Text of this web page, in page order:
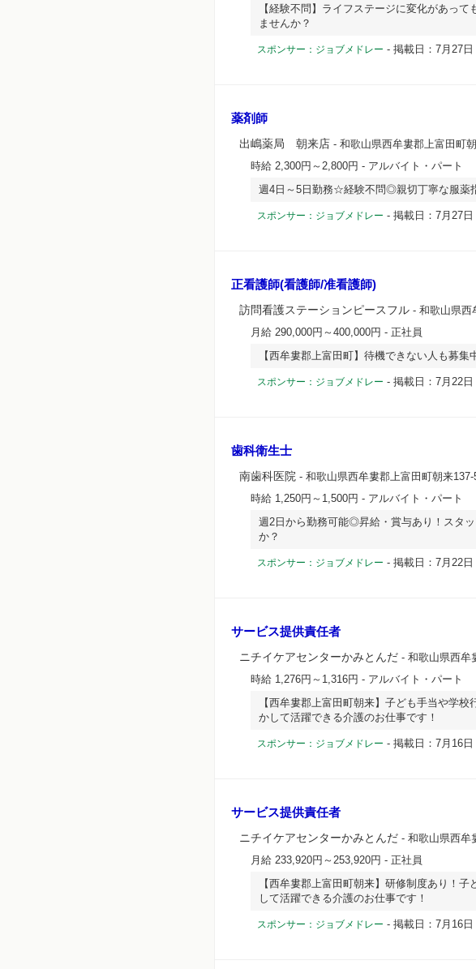
【経験不問】ライフステージに変化があっ
ませんか？
スポンサー：ジョブメドレー - 掲載日：7月27日
薬剤師
出嶋薬局 朝来店 - 和歌山県西牟婁郡上富田町
時給 2,300円～2,800円 - アルバイト・パート
週4日～5日勤務☆経験不問◎親切丁寧な服薬
スポンサー：ジョブメドレー - 掲載日：7月27日
正看護師(看護師/准看護師)
訪問看護ステーションピースフル - 和歌山県西
月給 290,000円～400,000円 - 正社員
【西牟婁郡上富田町】待機できない人も募
スポンサー：ジョブメドレー - 掲載日：7月22日
歯科衛生士
南歯科医院 - 和歌山県西牟婁郡上富田町朝来137-
時給 1,250円～1,500円 - アルバイト・パート
週2日から勤務可能◎昇給・賞与あり！スタ
か？
スポンサー：ジョブメドレー - 掲載日：7月22日
サービス提供責任者
ニチイケアセンターかみとんだ - 和歌山県西牟
時給 1,276円～1,316円 - アルバイト・パート
【西牟婁郡上富田町朝来】子ども手当や学
かして活躍できる介護のお仕事です！
スポンサー：ジョブメドレー - 掲載日：7月16日
サービス提供責任者
ニチイケアセンターかみとんだ - 和歌山県西牟
月給 233,920円～253,920円 - 正社員
【西牟婁郡上富田町朝来】研修制度あり！
して活躍できる介護のお仕事です！
スポンサー：ジョブメドレー - 掲載日：7月16日